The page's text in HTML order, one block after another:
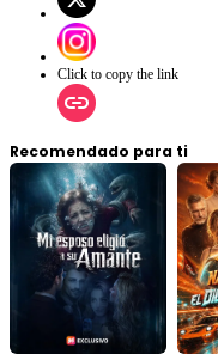
Click to copy the link
Recomendado para ti